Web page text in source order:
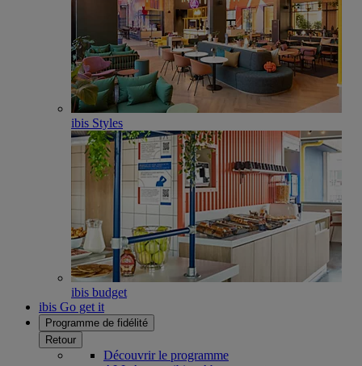
ibis Styles
ibis budget
ibis Go get it
Programme de fidélité
Retour
Découvrir le programme